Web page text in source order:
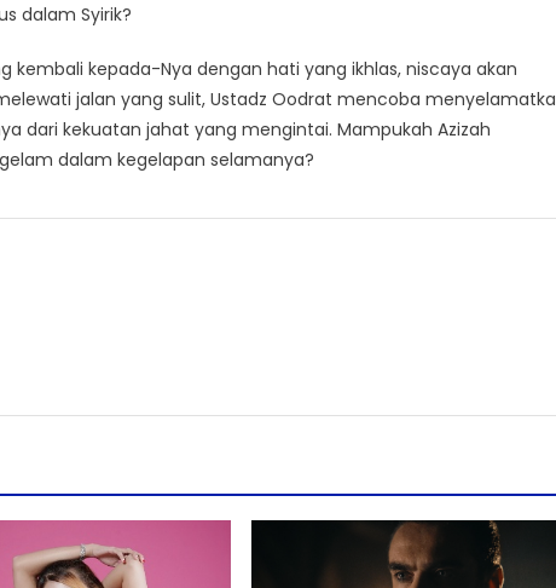
dalam Syirik?
kembali kepada-Nya dengan hati yang ikhlas, niscaya akan
jalan yang sulit, Ustadz Oodrat mencoba
dari kekuatan jahat yang mengintai. Mampukah Azizah
dalam kegelapan selamanya?